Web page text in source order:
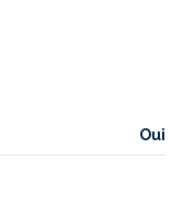
Oui